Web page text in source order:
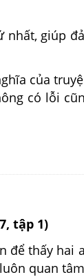
nhất, giúp
của
có lỗi
tập 1)
để thấy hai
quan